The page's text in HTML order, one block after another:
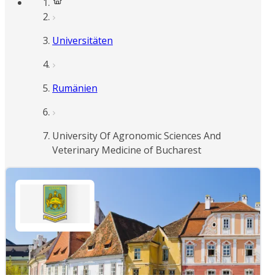
Universitäten
Rumänien
University Of Agronomic Sciences And
Veterinary Medicine of Bucharest